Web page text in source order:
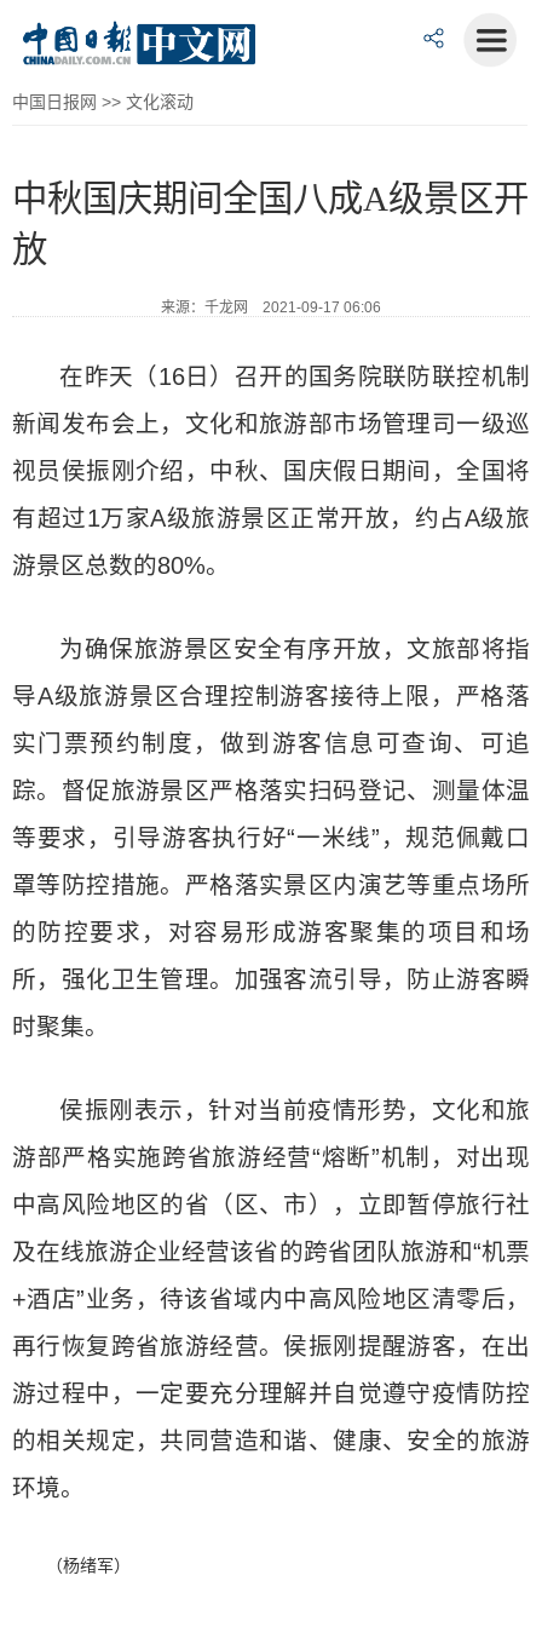
中国日报网 >> 文化滚动
中秋国庆期间全国八成A级景区开
放
来源：千龙网 2021-09-17 06:06
在昨天（16日）召开的国务院联防联控机制
新闻发布会上，文化和旅游部市场管理司一级巡
视员侯振刚介绍，中秋、国庆假日期间，全国将
有超过1万家A级旅游景区正常开放，约占A级旅
游景区总数的80%。
为确保旅游景区安全有序开放，文旅部将指
导A级旅游景区合理控制游客接待上限，严格落
实门票预约制度，做到游客信息可查询、可追
踪。督促旅游景区严格落实扫码登记、测量体温
等要求，引导游客执行好“一米线”，规范佩戴口
罩等防控措施。严格落实景区内演艺等重点场所
的防控要求，对容易形成游客聚集的项目和场
所，强化卫生管理。加强客流引导，防止游客瞬
时聚集。
侯振刚表示，针对当前疫情形势，文化和旅
游部严格实施跨省旅游经营“熔断”机制，对出现
中高风险地区的省（区、市），立即暂停旅行社
及在线旅游企业经营该省的跨省团队旅游和“机票
+酒店”业务，待该省域内中高风险地区清零后，
再行恢复跨省旅游经营。侯振刚提醒游客，在出
游过程中，一定要充分理解并自觉遵守疫情防控
的相关规定，共同营造和谐、健康、安全的旅游
环境。
（杨绪军）